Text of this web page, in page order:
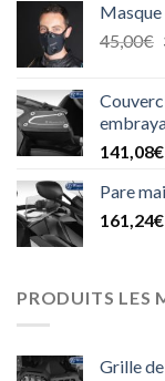
45,00€
141,08€
Pare
161,24€
PRODUITS LES
Grille